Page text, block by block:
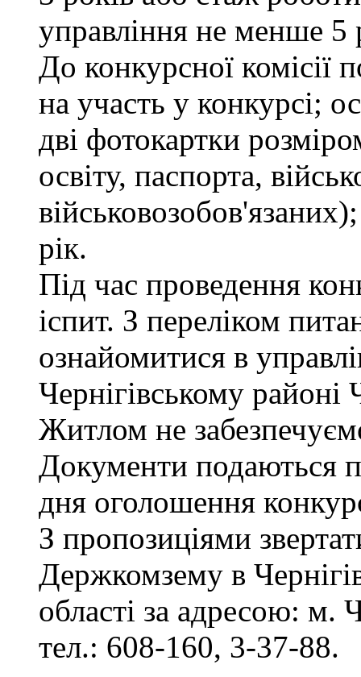
управління не менше 5
До конкурсної комісії
на участь у конкурсі;
дві фотокартки
освіту, паспорта,
рік.
Під час проведення
іспит. З переліком
ознайомитися в
Чернігівському районі
Житлом не
Документи подаються
дня оголошення
З пропозиціями
Держкомзему в
області за адресою: м.
тел.: 608-160, 3-37-88.